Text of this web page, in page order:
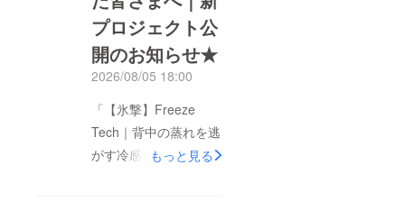
プロジェクト公
開のお知らせ★
2026/08/05 18:00
「【氷撃】Freeze
Tech｜背中の蒸れを逃
がす冷感寝具 空調エ
もっと見る